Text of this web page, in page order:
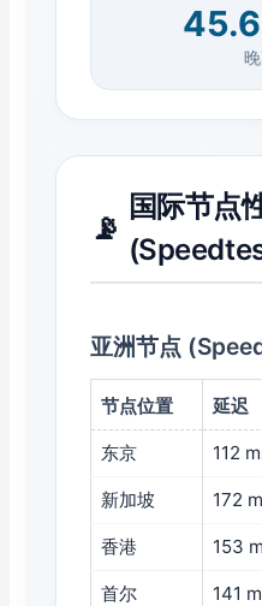
📡
国际节点
亚洲节点
节点位置 延迟
东京 112
新加坡 172
香港 153
首尔 141